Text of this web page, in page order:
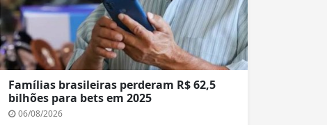
Famílias brasileiras perderam R$ 62,5
bilhões para bets em 2025
06/08/2026